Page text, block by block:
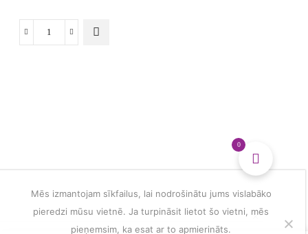
Pierakstu
0
Mēs izmantojam sīkfailus, lai nodrošinātu jums vislabāko
pieredzi mūsu vietnē. Ja turpināsit lietot šo vietni, mēs
pieņemsim, ka esat ar to apmierināts.